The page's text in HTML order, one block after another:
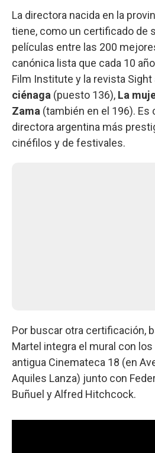
La directora nacida en la
tiene, como un certificado de
películas entre las 200
canónica lista que cada 10
Film Institute y la revista Sight
ciénaga (puesto 136), La
Zama (también en el 196). Es
directora argentina más
cinéfilos y de festivales.
Por buscar otra certificación,
Martel integra el mural con
antigua Cinemateca 18 (en
Aquiles Lanza) junto con
Buñuel y Alfred Hitchcock.